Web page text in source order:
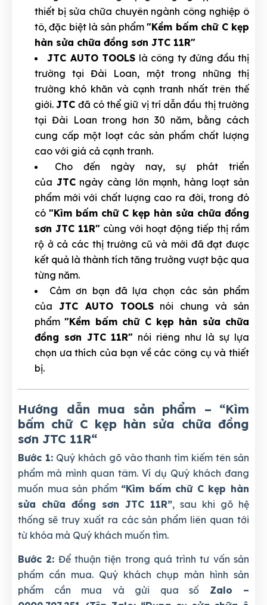
thiết bị sửa chữa chuyên ngành công nghiệp ô
tô, đặc biệt là sản phẩm"Kềm bấm chữ C kẹp
hàn sửa chữa đồng sơn JTC 11R"
JTC AUTO TOOLS là công ty đứng đầu thị
trường tại Đài Loan, một trong những thị
trường khó khăn và cạnh tranh nhất trên thế
giới.JTC đã có thể giữ vị trí dẫn đầu thị trường
tại Đài Loan trong hơn 30 năm, bằng cách
cung cấp một loạt các sản phẩm chất lượng
cao với giá cả cạnh tranh.
Cho đến ngày nay, sự phát triển
của JTCngày càng lớn mạnh, hàng loạt sản
phẩm mới với chất lượng cao ra đời, trong đó
có "Kìm bấm chữ C kẹp hàn sửa chữa đồng
sơn JTC 11R" cùng với hoạt động tiếp thị rầm
rộ ở cả các thị trường cũ và mới đã đạt được
kết quả là thành tích tăng trưởng vượt bậc qua
từng năm.
Cảm ơn bạn đã lựa chọn các sản phẩm
của JTC AUTO TOOLSnói chung và sản
phẩm"Kềm bấm chữ C kẹp hàn sửa chữa
đồng sơn JTC 11R" nói riêng như là sự lựa
chọn ưa thích của bạn về các công cụ và thiết
bị.
Hướng dẫn mua sản phẩm – “Kìm
bấm chữ C kẹp hàn sửa chữa đồng
sơn JTC 11R“
Bước 1:Quý khách gõ vào thanh tìm kiếm tên sản
phẩm mà mình quan tâm. Ví dụ Quý khách đang
muốn mua sản phẩm “Kìm bấm chữ C kẹp hàn
sửa chữa đồng sơn JTC 11R”, sau khi gõ hệ
thống sẽ truy xuất ra các sản phẩm liên quan tới
từ khóa mà Quý khách muốn tìm.
Bước 2: Để thuận tiện trong quá trình tư vấn sản
phẩm cần mua. Quý khách chụp màn hình sản
phẩm cần mua và gửi qua số Zalo –